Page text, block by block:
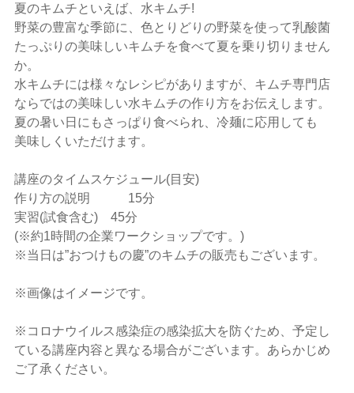
夏のキムチといえば、水キムチ!
野菜の豊富な季節に、色とりどりの野菜を使って乳酸菌
たっぷりの美味しいキムチを食べて夏を乗り切りません
か。
水キムチには様々なレシピがありますが、キムチ専門店
ならではの美味しい水キムチの作り方をお伝えします。
夏の暑い日にもさっぱり食べられ、冷麺に応用しても
美味しくいただけます。
講座のタイムスケジュール(目安)
作り方の説明 15分
実習(試食含む) 45分
(※約1時間の企業ワークショップです。)
※当日は”おつけもの慶”のキムチの販売もございます。
※画像はイメージです。
※コロナウイルス感染症の感染拡大を防ぐため、予定し
ている講座内容と異なる場合がございます。あらかじめ
ご了承ください。